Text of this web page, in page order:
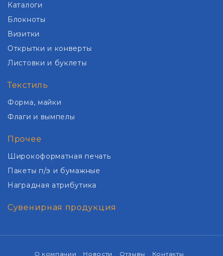
Каталоги
Блокноты
Визитки
Открытки и конверты
Листовки и буклеты
Текстиль
Форма, майки
Флаги и вымпелы
Прочее
Широкоформатная печать
Пакеты п/э и бумажные
Наградная атрибутика
Сувенирная продукция
О компании Новости Отзывы Контакты